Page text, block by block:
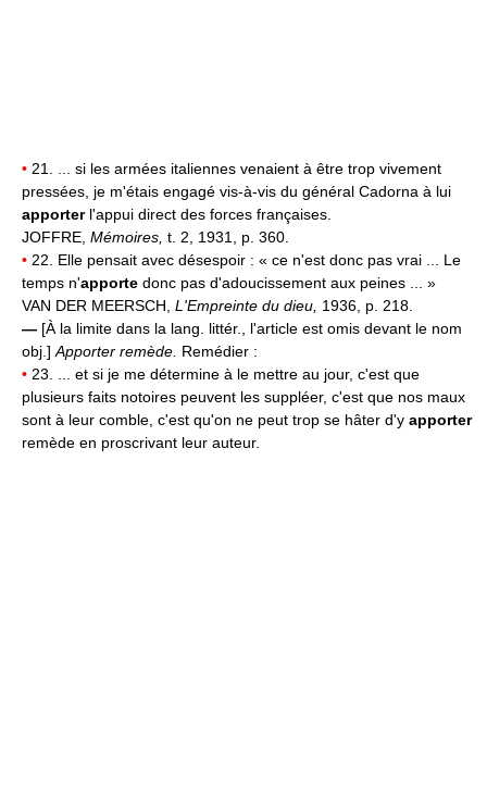
• 21. ... si les armées italiennes venaient à être trop vivement
pressées, je m'étais engagé vis-à-vis du général Cadorna à lui
apporterl'appui direct des forces françaises.
JOFFRE, Mémoires, t. 2, 1931, p. 360.
• 22. Elle pensait avec désespoir : « ce n'est donc pas vrai ... Le
temps n'apporte donc pas d'adoucissement aux peines ... »
VAN DER MEERSCH, L'Empreinte du dieu, 1936, p. 218.
— [À la limite dans la lang. littér., l'article est omis devant le nom
obj.]Apporter remède. Remédier :
• 23. ... et si je me détermine à le mettre au jour, c'est que
plusieurs faits notoires peuvent les suppléer, c'est que nos maux
sont à leur comble, c'est qu'on ne peut trop se hâter d'y apporter
remède en proscrivant leur auteur.